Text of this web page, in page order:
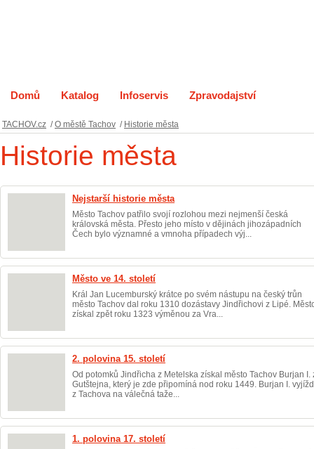
Domů Katalog Infoservis Zpravodajství
TACHOV.cz / O městě Tachov / Historie města
Historie města
Nejstarší historie města
Město Tachov patřilo svojí rozlohou mezi nejmenší česká
královská města. Přesto jeho místo v dějinách jihozápadních
Čech bylo významné a vmnoha případech výj...
Město ve 14. století
Král Jan Lucemburský krátce po svém nástupu na český trůn
město Tachov dal roku 1310 dozástavy Jindřichovi z Lipé.
získal zpět roku 1323 výměnou za Vra...
2. polovina 15. století
Od potomků Jindřicha z Metelska získal město Tachov Burjan I.
Gutštejna, který je zde připomíná nod roku 1449. Burjan I.
z Tachova na válečná taže...
1. polovina 17. století